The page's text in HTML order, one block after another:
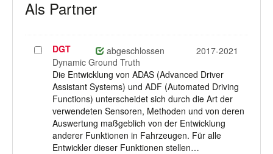
Als Partner
Projekt
auswählen
DGT abgeschlossen
2017-2021
Dynamic Ground Truth
Die Entwicklung von ADAS (Advanced Driver
Assistant Systems) und ADF (Automated Driving
Functions) unterscheidet sich durch die Art der
verwendeten Sensoren, Methoden und von deren
Auswertung maßgeblich von der Entwicklung
anderer Funktionen in Fahrzeugen. Für alle
Entwickler dieser Funktionen stellen…